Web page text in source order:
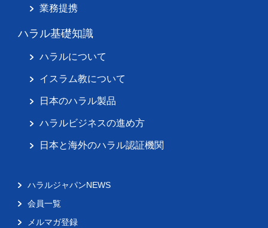
業務提携
ハラル基礎知識
ハラルについて
イスラム教について
日本のハラル製品
ハラルビジネスの進め方
日本と海外のハラル認証機関
ハラルジャパンNEWS
会員一覧
メルマガ登録